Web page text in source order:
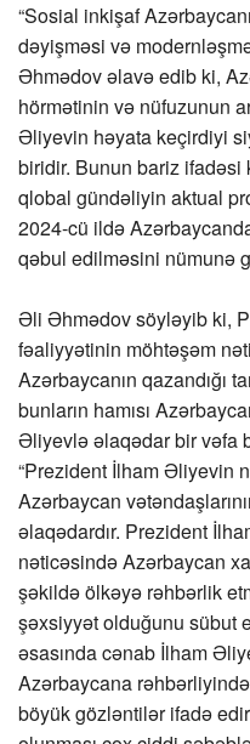
“Sosial inkişaf
dəyişməsi və
Əhmədov əlavə edib ki,
hörmətinin və nüfuzunun
Əliyevin həyata keçirdiyi
biridir. Bunun bariz
qlobal gündəliyin aktual
2024-cü ildə
qəbul edilməsini nümunə
Əli Əhmədov söyləyib ki,
fəaliyyətinin möhtəşəm
Azərbaycanın qazandığı
bunların hamısı
Əliyevlə əlaqədar bir vəfa
“Prezident İlham Əliyevin
Azərbaycan
əlaqədardır. Prezident
nəticəsində Azərbaycan
şəkildə ölkəyə rəhbərlik
şəxsiyyət olduğunu sübut
əsasında cənab İlham
Azərbaycana
böyük gözləntilər ifadə